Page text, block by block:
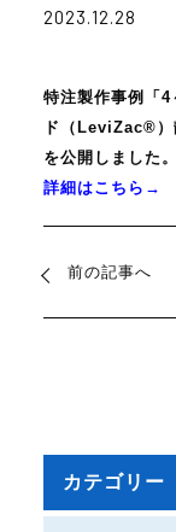
2023.12.28
特注製作事例「
ド（LeviZac®）
を公開しました。
詳細はこちら→
前の記事へ
カテゴリー